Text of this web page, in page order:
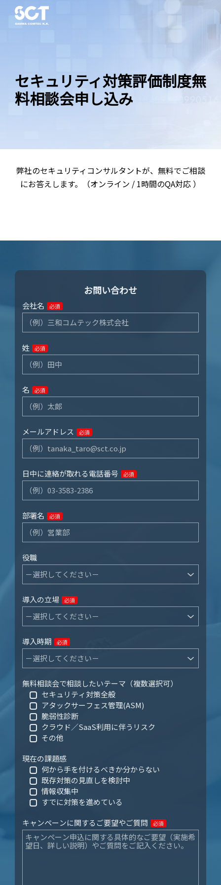
セキュリティ対策評価制度無
料相談会申し込み
弊社のセキュリティコンサルタントが、無料でご相談
にお答えします。（オンライン / 1時間のQA対応 ）
お問い合わせ
会社名 必須
姓 必須
名 必須
メールアドレス 必須
日中に連絡が取れる電話番号 必須
部署名 必須
役職
導入の立場 必須
導入時期 必須
無料相談会で相談したいテーマ（複数選択可）
セキュリティ対策全般
アタックサーフェス管理(ASM)
脆弱性診断
クラウド／SaaS利用に伴うリスク
その他
現在の課題感
何から手を付けるべきか分からない
既存対策の見直しを検討中
情報収集中
すでに対策を進めている
キャンペーンに関するご要望やご質問
必須